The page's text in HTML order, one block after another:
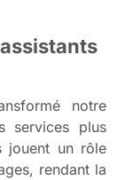
notre
services plus
jouent un rôle
rendant la